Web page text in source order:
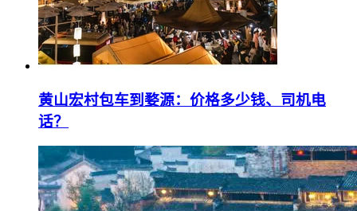
黄山宏村包车到婺源：价格多少钱、司机电
话？